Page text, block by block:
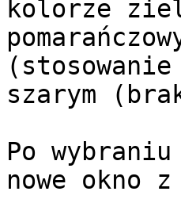
kolorze
szarym
Po
nowe okno